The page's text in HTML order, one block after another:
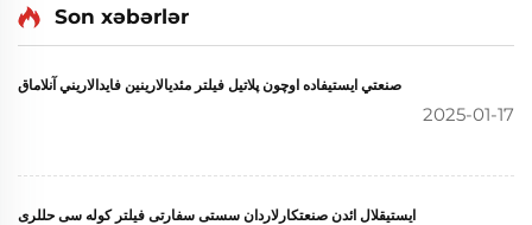
Son xəbərlər
صنعتي ايستيفاده اوچون پلاتيل فيلتر مئديالارينين فايدالاريني آنلاماق
2025-01-17
ایستیقلال ائدن صنعتکارلاردان سستی سفارتی فیلتر کوله سی حللری